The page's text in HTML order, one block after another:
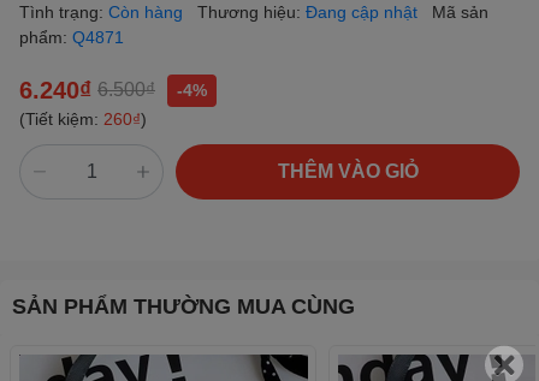
Tình trạng: Còn hàng Thương hiệu: Đang cập nhật
Mã sản
phẩm: Q4871
6.240₫ 6.500₫
-4%
(Tiết kiệm: 260₫)
THÊM VÀO GIỎ
SẢN PHẨM THƯỜNG MUA CÙNG